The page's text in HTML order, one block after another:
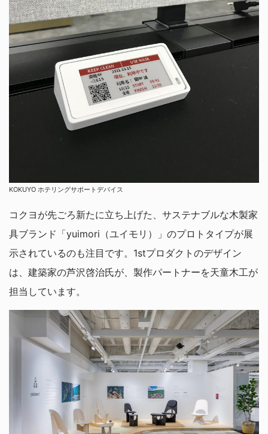
KOKUYO ホテリングサポートデバイス
コクヨが先ごろ新たに立ち上げた、サステナブルな木製家
具ブランド「yuimori（ユイモリ）」のプロトタイプが展
示されているのも注目です。1stプロダクトのデザイン
は、建築家の芦沢啓治氏が、製作パートナーを天童木工が
担当しています。